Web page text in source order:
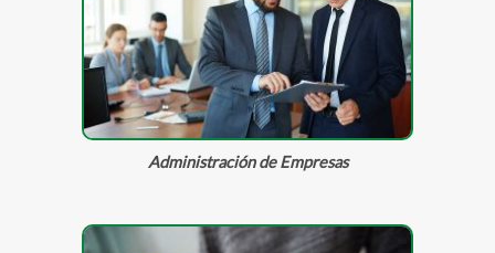
Administración de Empresas